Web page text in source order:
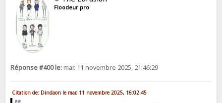
Floodeur pro
Réponse #400 le:mar. 11 novembre 2025, 21:46:29
Citation de: Dindaon le mar. 11 novembre 2025, 16:02:45